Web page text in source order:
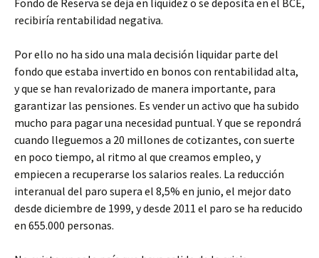
Fondo de Reserva se deja en liquidez o se deposita en el BCE,
recibiría rentabilidad negativa.
Por ello no ha sido una mala decisión liquidar parte del
fondo que estaba invertido en bonos con rentabilidad alta,
y que se han revalorizado de manera importante, para
garantizar las pensiones. Es vender un activo que ha subido
mucho para pagar una necesidad puntual. Y que se repondrá
cuando lleguemos a 20 millones de cotizantes, con suerte
en poco tiempo, al ritmo al que creamos empleo, y
empiecen a recuperarse los salarios reales. La reducción
interanual del paro supera el 8,5% en junio, el mejor dato
desde diciembre de 1999, y desde 2011 el paro se ha reducido
en 655.000 personas.